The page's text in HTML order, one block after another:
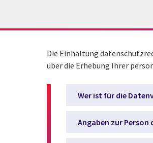
Die Einhaltung
über die Erhebung Ihrer
Wer ist für die
Angaben zur